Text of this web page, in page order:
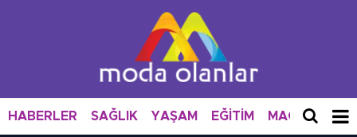
HABERLER SAĞLIK YAŞAM EĞİTİM MAGAZİN